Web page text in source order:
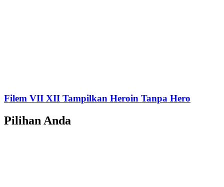
Filem VII XII Tampilkan Heroin Tanpa Hero
Pilihan Anda